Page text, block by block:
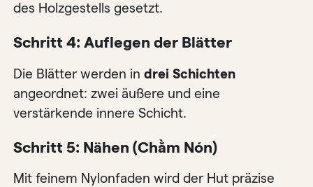
des Holzgestells gesetzt.
Schritt 4: Auflegen der Blätter
Die Blätter werden indrei Schichten
angeordnet: zwei äußere und eine
verstärkende innere Schicht.
Schritt 5: Nähen (Chằm Nón)
Mit feinem Nylonfaden wird der Hut präzise